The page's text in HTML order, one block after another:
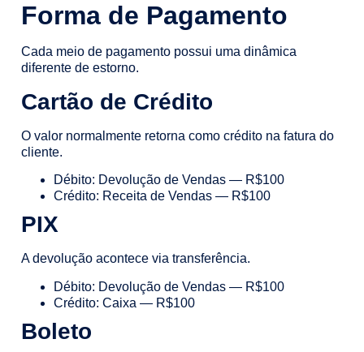
Forma de Pagamento
Cada meio de pagamento possui uma dinâmica
diferente de estorno.
Cartão de Crédito
O valor normalmente retorna como crédito na fatura do
cliente.
Débito: Devolução de Vendas — R$100
Crédito: Receita de Vendas — R$100
PIX
A devolução acontece via transferência.
Débito: Devolução de Vendas — R$100
Crédito: Caixa — R$100
Boleto